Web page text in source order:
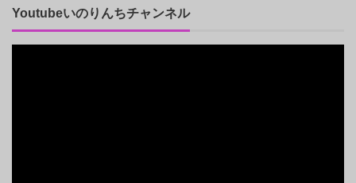
Youtubeいのりんちチャンネル